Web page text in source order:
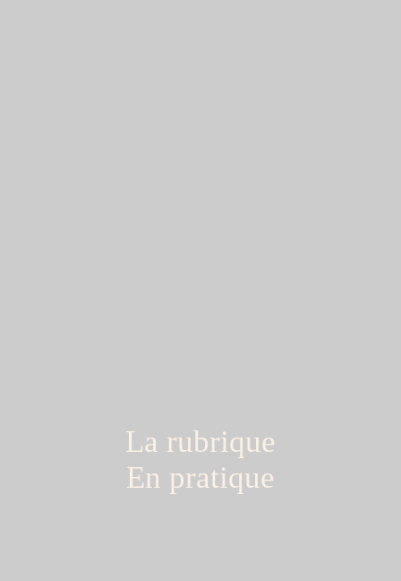
La rubrique
En pratique